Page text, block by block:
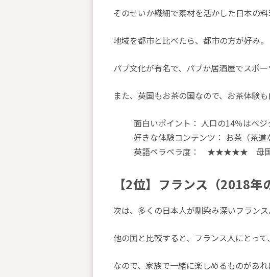
そのせいか繊細で素材を活かした日本の
地域を都市と比べたら、都市の方が好み。
パブ文化が有名で、パブか居酒屋でスポー
また、英国もお茶の国なので、お茶体験
面白いポイント： 人口の14％はベ
好きな体験コンテンツ： お茶（茶
英語ペラペラ度： ★★★★★ 母国
【2位】フランス（2018年
次は、多くの日本人が馴染み深いフランス
他の国と比較すると、フランス人にとっ
なので、家族で一緒に楽しめるものがあれ